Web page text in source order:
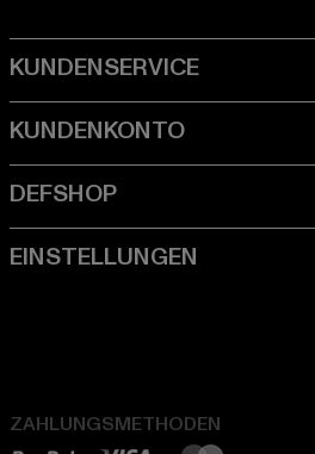
ZAHLUNGSMETHODEN